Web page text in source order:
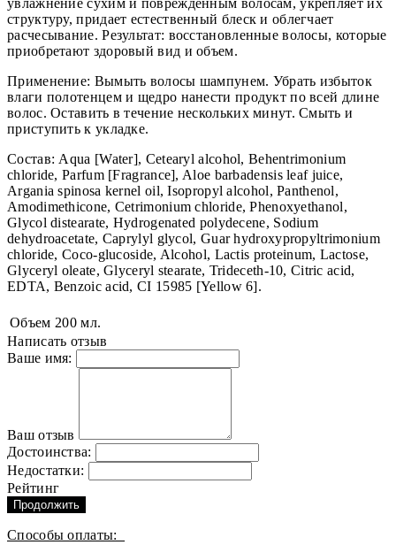
увлажнение сухим и поврежденным волосам, укрепляет их
структуру, придает естественный блеск и облегчает
расчесывание. Результат: восстановленные волосы, которые
приобретают здоровый вид и объем.
Применение: Вымыть волосы шампунем. Убрать избыток
влаги полотенцем и щедро нанести продукт по всей длине
волос. Оставить в течение нескольких минут. Смыть и
приступить к укладке.
Состав: Aqua [Water], Cetearyl alcohol, Behentrimonium
chloride, Parfum [Fragrance], Aloe barbadensis leaf juice,
Argania spinosa kernel oil, Isopropyl alcohol, Panthenol,
Amodimethicone, Cetrimonium chloride, Phenoxyethanol,
Glycol distearate, Hydrogenated polydecene, Sodium
dehydroacetate, Caprylyl glycol, Guar hydroxypropyltrimonium
chloride, Coco-glucoside, Alcohol, Lactis proteinum, Lactose,
Glyceryl oleate, Glyceryl stearate, Trideceth-10, Citric acid,
EDTA, Benzoic acid, CI 15985 [Yellow 6].
Объем 200 мл.
Написать отзыв
Ваше имя:
Ваш отзыв
Достоинства:
Недостатки:
Рейтинг
Продолжить
Способы оплаты: